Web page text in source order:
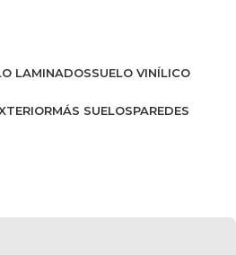
LAMINADOSSUELO VINÍLICO
MÁS SUELOSPAREDES